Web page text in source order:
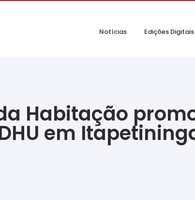
Notícias Edições Digitais
Habitação
em